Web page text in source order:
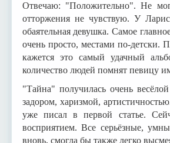
Отвечаю: "Положительно". Не
отторжения не чувствую. У
обаятельная девушка. Самое
очень просто, местами по-детски.
кажется это самый удачный
количество людей помнят певицу
"Тайна" получилась очень
задором, харизмой,
уже писал в первой статье.
восприятием. Все серьёзные,
вновь, смогла бы также легко